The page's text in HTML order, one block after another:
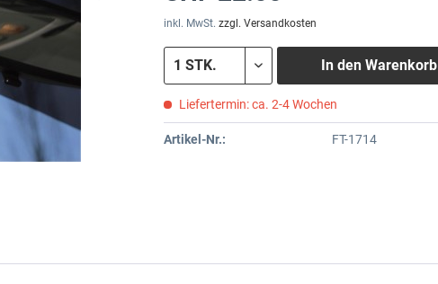
inkl. MwSt. zzgl. Versandkosten
In den Warenkorb
Liefertermin: ca. 2-4 Wochen
Artikel-Nr.: FT-1714